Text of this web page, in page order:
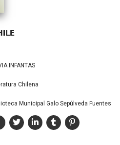
INFANTAS
Chilena
Municipal Galo Sepúlveda Fuentes